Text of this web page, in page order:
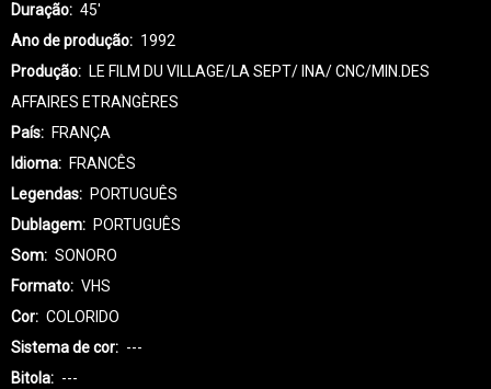
Duração
45'
Ano de produção
1992
Produção
LE FILM DU VILLAGE/LA SEPT/ INA/ CNC/MIN.DES
AFFAIRES ETRANGÈRES
País
FRANÇA
Idioma
FRANCÊS
Legendas
PORTUGUÊS
Dublagem
PORTUGUÊS
Som
SONORO
Formato
VHS
Cor
COLORIDO
Sistema de cor
---
Bitola
---